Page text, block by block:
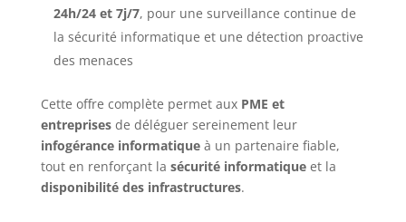
24h/24 et 7j/7, pour une surveillance continue de
la sécurité informatique et une détection proactive
des menaces
Cette offre complète permet aux PME et
entreprisesde déléguer sereinement leur
infogérance informatiqueà un partenaire fiable,
tout en renforçant la sécurité informatiqueet la
disponibilité des infrastructures.